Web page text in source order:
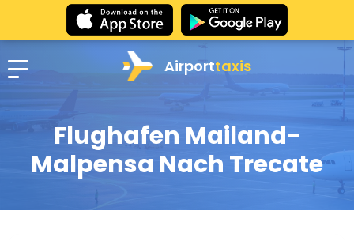
Airporttaxis
Flughafen Mailand-
Malpensa Nach Trecate